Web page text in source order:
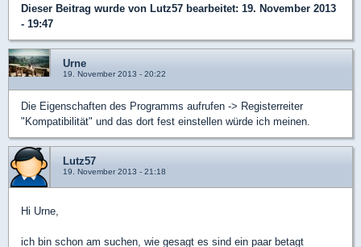
Dieser Beitrag wurde von Lutz57 bearbeitet: 19. November 2013
- 19:47
Urne
19. November 2013 - 20:22
Die Eigenschaften des Programms aufrufen -> Registerreiter
"Kompatibilität" und das dort fest einstellen würde ich meinen.
Lutz57
19. November 2013 - 21:18
Hi Urne,
ich bin schon am suchen, wie gesagt es sind ein paar betagt